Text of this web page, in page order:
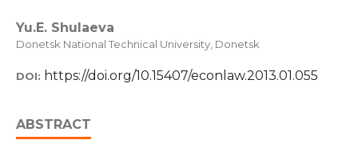
Yu.E. Shulaeva
Donetsk National Technical University, Donetsk
DOI: https://doi.org/10.15407/econlaw.2013.01.055
ABSTRACT